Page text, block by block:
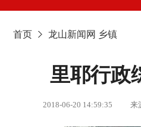
首页 龙山新闻网 乡镇
里耶行政
2018-06-20 14:59:35 来